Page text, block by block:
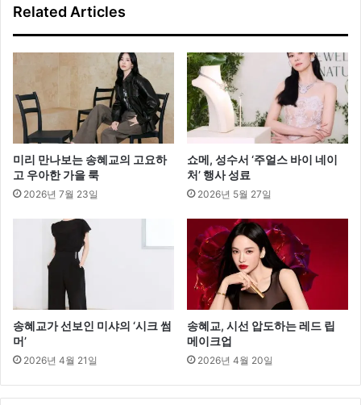
누
Related Articles
미리 만나보는 송혜교의 고요하
고 우아한 가을 룩
2026년 7월 23일
쇼메, 성수서 ‘주얼스 바이 네이
처’ 행사 성료
2026년 5월 27일
송혜교가 선보인 미샤의 ‘시크 썸
머’
2026년 4월 21일
송혜교, 시선 압도하는 레드 립
메이크업
2026년 4월 20일